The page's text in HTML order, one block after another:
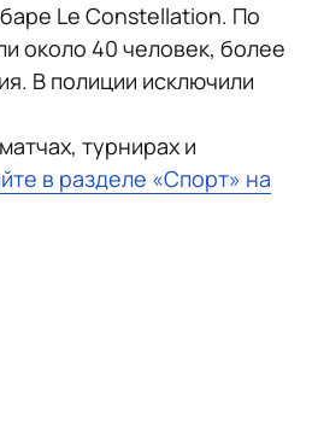
Le Constellation. По
около 40 человек, более
В полиции исключили
турнирах и
в разделе «Спорт» на